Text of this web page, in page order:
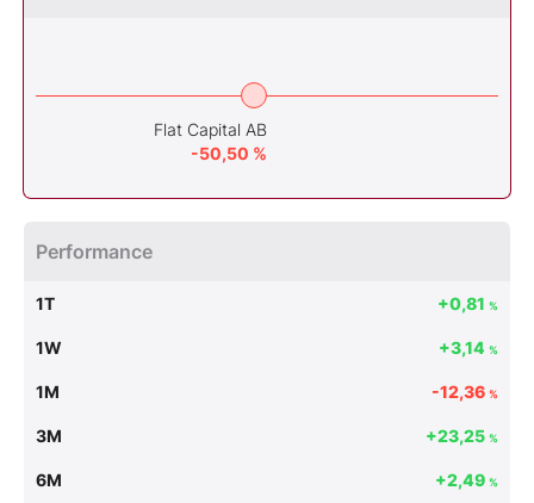
Flat Capital AB
-50,50 %
Performance
1T +0,81 %
1W +3,14 %
1M -12,36 %
3M +23,25 %
6M +2,49 %